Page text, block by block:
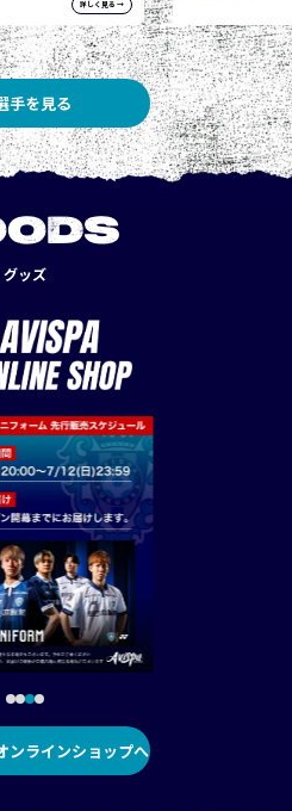
詳しく見る →
手を見る
グッズ
ンラインショップへ